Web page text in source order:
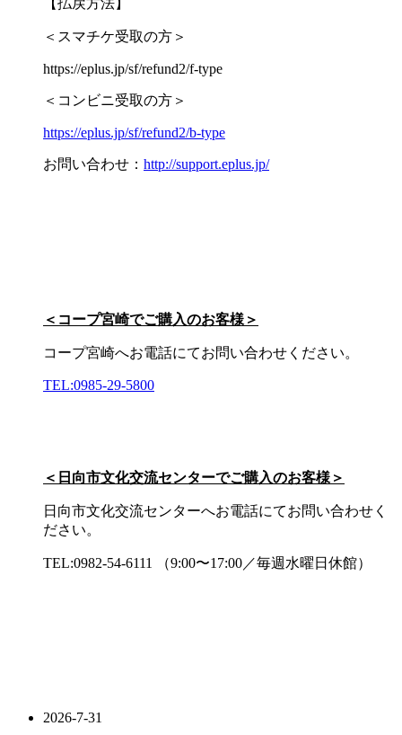
＜スマチケ受取の方＞
https://eplus.jp/sf/refund2/f-type
＜コンビニ受取の方＞
https://eplus.jp/sf/refund2/b-type
お問い合わせ： http://support.eplus.jp/
＜コープ宮崎でご購入のお客様＞
コープ宮崎へお電話にてお問い合わせください。
TEL:0985-29-5800
＜日向市文化交流センターでご購入のお客様＞
日向市文化交流センターへお電話にてお問い合わせく
ださい。
TEL:0982-54-6111 （9:00〜17:00／毎週水曜日休館）
2026-7-31